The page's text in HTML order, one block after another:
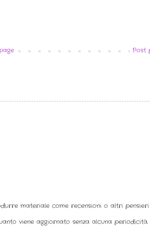
Post
materiale come recensioni o altri
viene aggiornato senza alcuna